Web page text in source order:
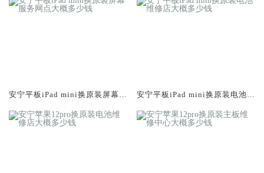
安宁平板iPad mini换原装屏幕服
安宁平板iPad mini换原装电池维